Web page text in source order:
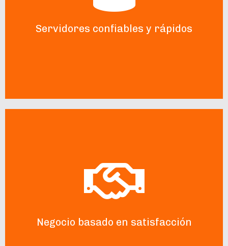
Servidores confiables y rápidos
garantizamos una alta escalabilidad y entregabilidad de
Negocio basado en satisfacción
Para nosotros es importante el éxito de su negocio,
estamos convencidos que esa será nuestra mejor